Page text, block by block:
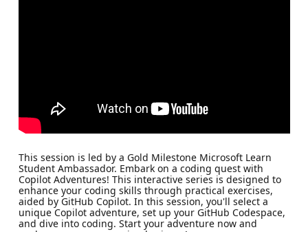
This session is led by a Gold Milestone Microsoft Learn
Student Ambassador. Embark on a coding quest with
Copilot Adventures! This interactive series is designed to
enhance your coding skills through practical exercises,
aided by GitHub Copilot. In this session, you'll select a
unique Copilot adventure, set up your GitHub Codespace,
and dive into coding. Start your adventure now and